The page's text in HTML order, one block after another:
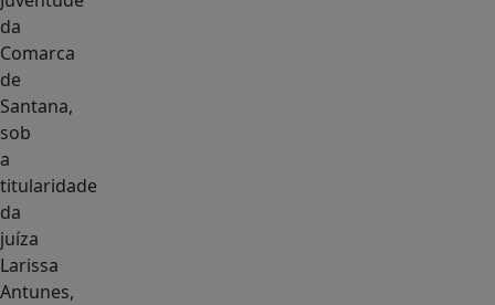
da
Comarca
de
Santana,
sob
a
titularidade
da
juíza
Larissa
Antunes,